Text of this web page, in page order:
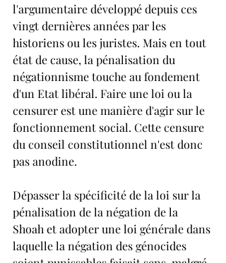
l'argumentaire développé depuis ces
vingt dernières années par les
historiens ou les juristes. Mais en tout
état de cause, la pénalisation du
négationnisme touche au fondement
d'un Etat libéral. Faire une loi ou la
censurer est une manière d'agir sur le
fonctionnement social. Cette censure
du conseil constitutionnel n'est donc
pas anodine.
Dépasser la spécificité de la loi sur la
pénalisation de la négation de la
Shoah et adopter une loi générale dans
laquelle la négation des génocides